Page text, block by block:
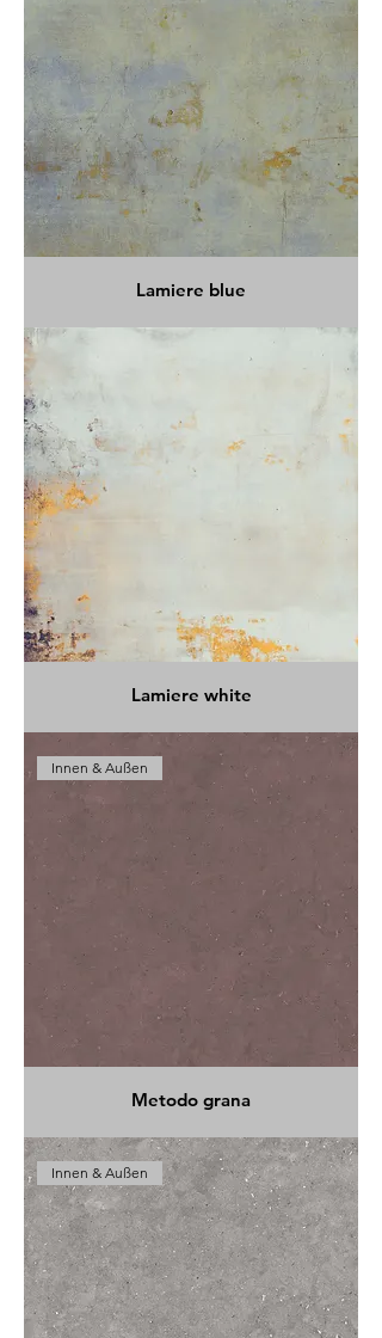
Lamiere blue
Lamiere white
Innen & Außen
Metodo grana
Innen & Außen